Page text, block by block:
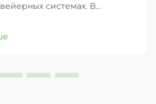
системах. В
конвейерных
степени зависят от их